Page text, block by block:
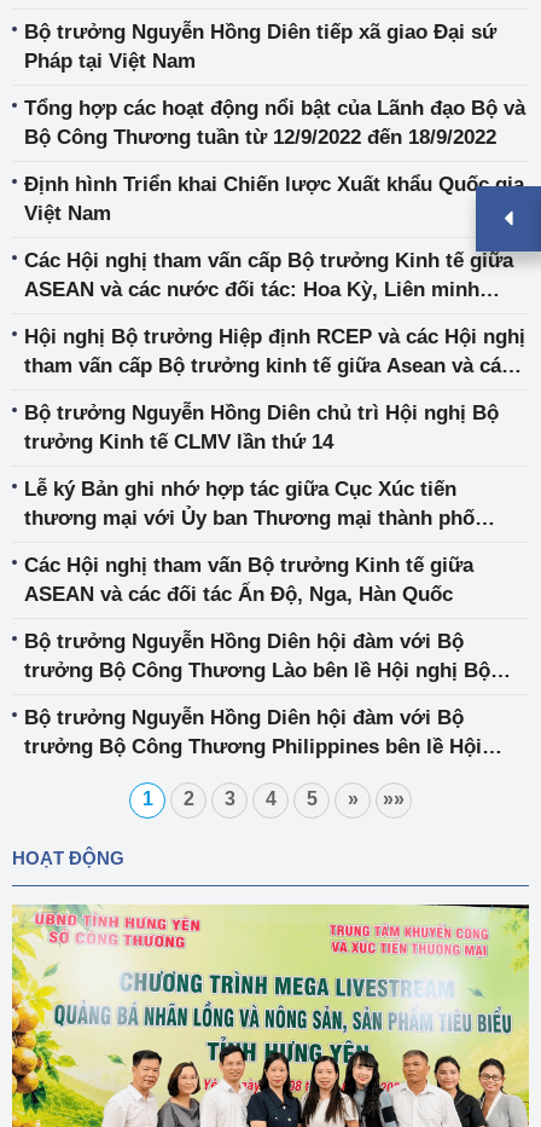
năm 2022
Bộ trưởng Nguyễn Hồng Diên tiếp xã giao Đại sứ
Pháp tại Việt Nam
Tổng hợp các hoạt động nổi bật của Lãnh đạo Bộ và
Bộ Công Thương tuần từ 12/9/2022 đến 18/9/2022
Định hình Triển khai Chiến lược Xuất khẩu Quốc gia
Việt Nam
Các Hội nghị tham vấn cấp Bộ trưởng Kinh tế giữa
ASEAN và các nước đối tác: Hoa Kỳ, Liên minh
Niu-Di lân
Hội nghị Bộ trưởng Hiệp định RCEP và các Hội nghị
tham vấn cấp Bộ trưởng kinh tế giữa Asean và các
Hồng Công, Trung Quốc
Bộ trưởng Nguyễn Hồng Diên chủ trì Hội nghị Bộ
trưởng Kinh tế CLMV lần thứ 14
Lễ ký Bản ghi nhớ hợp tác giữa Cục Xúc tiến
thương mại với Ủy ban Thương mại thành phố
Các Hội nghị tham vấn Bộ trưởng Kinh tế giữa
ASEAN và các đối tác Ấn Độ, Nga, Hàn Quốc
Bộ trưởng Nguyễn Hồng Diên hội đàm với Bộ
trưởng Bộ Công Thương Lào bên lề Hội nghị Bộ
Bộ trưởng Nguyễn Hồng Diên hội đàm với Bộ
trưởng Bộ Công Thương Philippines bên lề Hội
1 2 3 4 5 » »»
HOẠT ĐỘNG